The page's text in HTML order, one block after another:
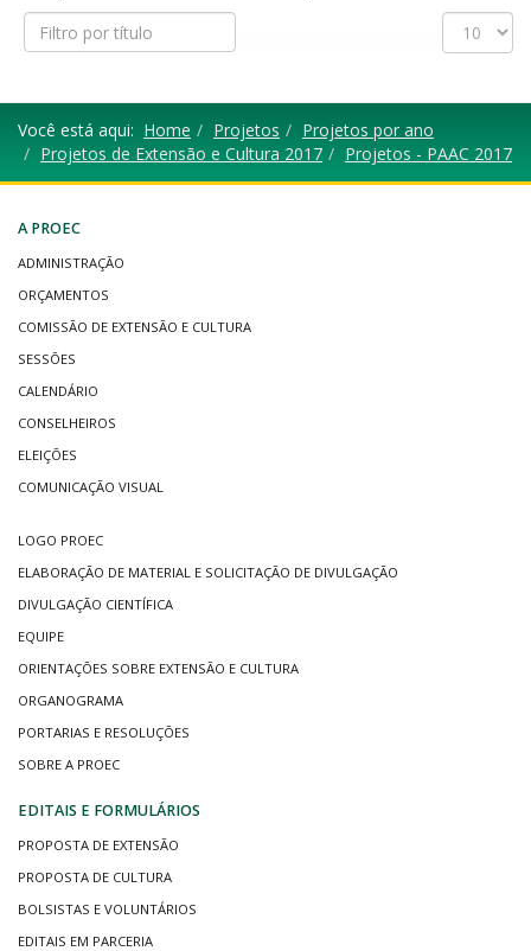
Filtro
por
Exibir
#
Você está aqui: Home Projetos
Projetos por ano
Projetos de Extensão e Cultura 2017
Projetos - PAAC 2017
A PROEC
ADMINISTRAÇÃO
ORÇAMENTOS
COMISSÃO DE EXTENSÃO E CULTURA
SESSÕES
CALENDÁRIO
CONSELHEIROS
ELEIÇÕES
COMUNICAÇÃO VISUAL
LOGO PROEC
ELABORAÇÃO DE MATERIAL E SOLICITAÇÃO DE DIVULGAÇÃO
DIVULGAÇÃO CIENTÍFICA
EQUIPE
ORIENTAÇÕES SOBRE EXTENSÃO E CULTURA
ORGANOGRAMA
PORTARIAS E RESOLUÇÕES
SOBRE A PROEC
EDITAIS E FORMULÁRIOS
PROPOSTA DE EXTENSÃO
PROPOSTA DE CULTURA
BOLSISTAS E VOLUNTÁRIOS
EDITAIS EM PARCERIA